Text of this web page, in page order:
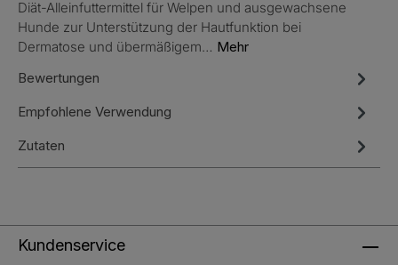
Diät-Alleinfuttermittel für Welpen und ausgewachsene
Hunde zur Unterstützung der Hautfunktion bei
Dermatose und übermäßigem… Mehr
Bewertungen
Empfohlene Verwendung
Zutaten
Kundenservice